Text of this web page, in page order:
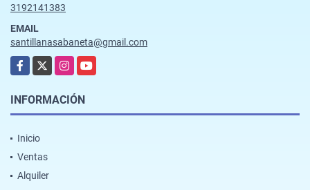
3192141383
EMAIL
santillanasabaneta@gmail.com
Facebook
X InstagramYouTube
INFORMACIÓN
Inicio
Ventas
Alquiler